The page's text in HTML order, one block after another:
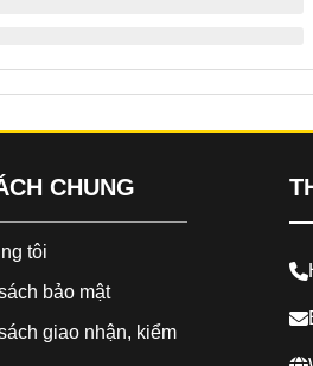
CHUNG
tôi
bảo mật
giao nhận, kiểm